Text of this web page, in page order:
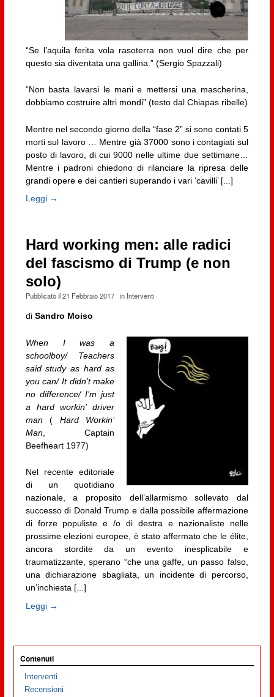
“Se l’aquila ferita vola rasoterra non vuol dire che per
questo sia diventata una gallina.” (Sergio Spazzali)
“Non basta lavarsi le mani e mettersi una mascherina,
dobbiamo costruire altri mondi” (testo dal Chiapas ribelle)
Mentre nel secondo giorno della “fase 2” si sono contati 5
morti sul lavoro … Mentre già 37000 sono i contagiati sul
posto di lavoro, di cui 9000 nelle ultime due settimane…
Mentre i padroni chiedono di rilanciare la ripresa delle
grandi opere e dei cantieri superando i vari ‘cavilli’ [...]
Leggi →
Hard working men: alle radici
del fascismo di Trump (e non
solo)
Pubblicato il21 Febbraio 2017· in Interventi·
di Sandro Moiso
When I was a
schoolboy/ Teachers
said study as hard as
you can/ It didn’t make
no difference/ I’m just
a hard workin’ driver
man( Hard Workin’
Man, Captain
Beefheart 1977)
Nel recente editoriale
di un quotidiano
nazionale, a proposito dell’allarmismo sollevato dal
successo di Donald Trump e dalla possibile affermazione
di forze populiste e /o di destra e nazionaliste nelle
prossime elezioni europee, è stato affermato che le élite,
ancora stordite da un evento inesplicabile e
traumatizzante, sperano “che una gaffe, un passo falso,
una dichiarazione sbagliata, un incidente di percorso,
un’inchiesta [...]
Leggi →
Contenuti
Interventi
Recensioni